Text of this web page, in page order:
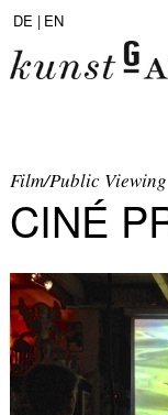
DE | EN
Film/Public Viewing
CINÉ